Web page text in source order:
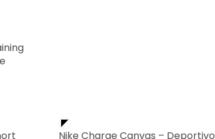
Nike Charge Canvas – Deportivo